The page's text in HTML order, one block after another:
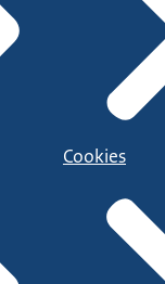
Cookies